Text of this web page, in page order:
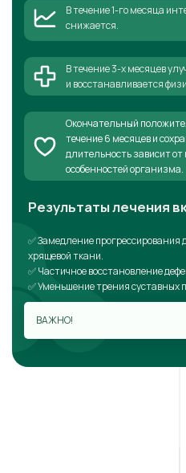
В течение 1-го месяца
снижается.
В течение 3-х месяцев
и восстанавливается
Окончательный
течение 6 месяцев и
длительность зависит от
особенностей организма.
Результаты лечения
✅ Замедление прогрессирования
хрящевой ткани.
✅ Частичное восстановление
✅ Уменьшение трения суставных
ВАЖНО!